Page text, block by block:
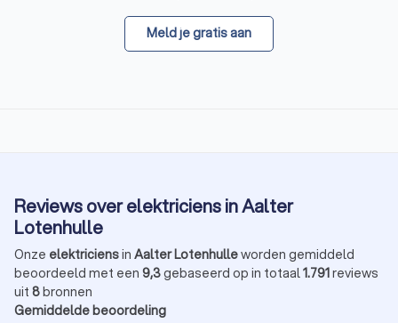
Meld je gratis aan
Reviews over elektriciens in Aalter
Lotenhulle
Onze elektriciensin Aalter Lotenhulleworden gemiddeld
beoordeeld met een 9,3gebaseerd op in totaal1.791reviews
uit 8bronnen
Gemiddelde beoordeling